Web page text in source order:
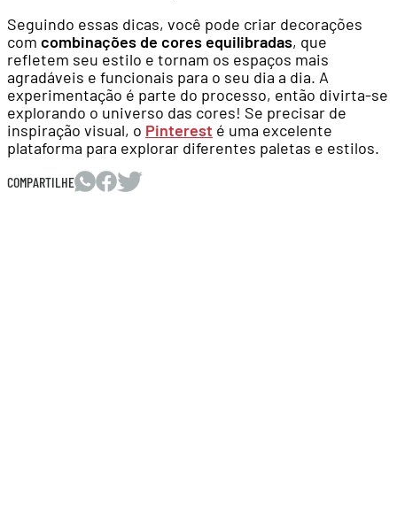
Seguindo essas dicas, você pode criar decorações
com combinações de cores equilibradas, que
refletem seu estilo e tornam os espaços mais
agradáveis e funcionais para o seu dia a dia. A
experimentação é parte do processo, então divirta-se
explorando o universo das cores! Se precisar de
inspiração visual, o Pinterest é uma excelente
plataforma para explorar diferentes paletas e estilos.
COMPARTILHE